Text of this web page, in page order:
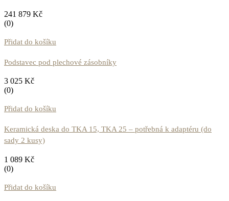
241 879 Kč
(0)
Přidat do košíku
Podstavec pod plechové zásobníky
3 025 Kč
(0)
Přidat do košíku
Keramická deska do TKA 15, TKA 25 – potřebná k adaptéru (do
sady 2 kusy)
1 089 Kč
(0)
Přidat do košíku